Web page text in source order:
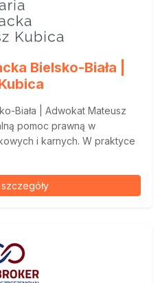
Bielsko-Biała |
Biała | Adwokat Mateusz
pomoc prawną w
i karnych. W praktyce